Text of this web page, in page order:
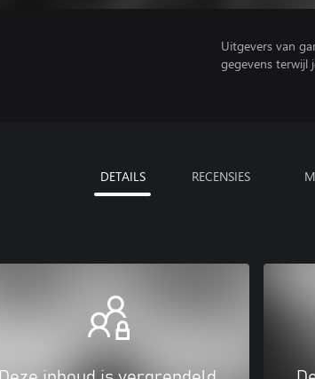
Uitgevers van
gegevens terwijl
DETAILS RECENSIES